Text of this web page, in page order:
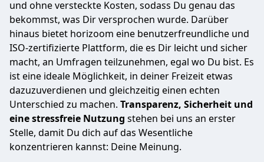
und ohne versteckte Kosten, sodass Du genau das
bekommst, was Dir versprochen wurde. Darüber
hinaus bietet horizoom eine benutzerfreundliche und
ISO-zertifizierte Plattform, die es Dir leicht und sicher
macht, an Umfragen teilzunehmen, egal wo Du bist. Es
ist eine ideale Möglichkeit, in deiner Freizeit etwas
dazuzuverdienen und gleichzeitig einen echten
Unterschied zu machen. Transparenz, Sicherheit und
eine stressfreie Nutzung stehen bei uns an erster
Stelle, damit Du dich auf das Wesentliche
konzentrieren kannst: Deine Meinung.